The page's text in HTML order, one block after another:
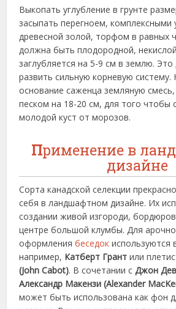
Выкопать углубление в грунте
засыпать перегноем, комплексными
древесной золой, торфом в равных
должна быть плодородной,
заглубляется на 5-9 см в землю.
развить сильную корневую систему.
основание саженца земляную
песком на 18-20 см, для того чтобы
молодой куст от морозов.
Применение в
дизайне
Сорта канадской селекции
себя в ландшафтном дизайне. Их
создании живой изгороди,
центре большой клумбы. Для
оформлениябеседок используются
например, Катберт Грант или
(John Cabot). В сочетании сДжон
Александр Макензи (Alexander
может быть использована как фон